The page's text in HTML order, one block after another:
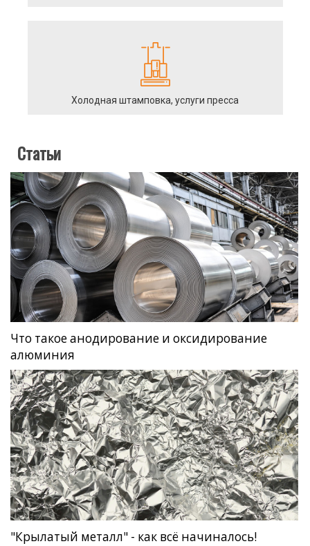
Холодная штамповка, услуги пресса
Статьи
Что такое анодирование и оксидирование
алюминия
"Крылатый металл" - как всё начиналось!